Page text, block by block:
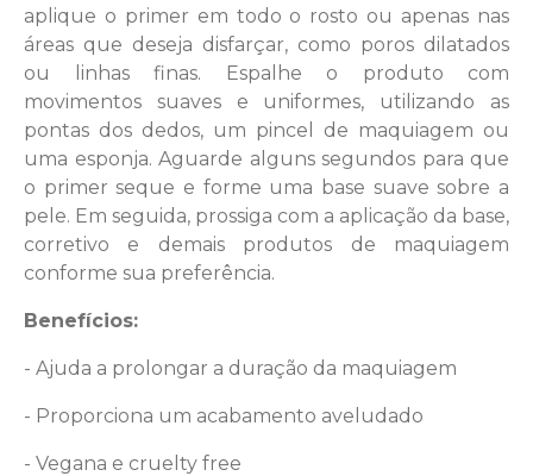
aplique o primer em todo o rosto ou apenas nas
áreas que deseja disfarçar, como poros dilatados
ou linhas finas. Espalhe o produto com
movimentos suaves e uniformes, utilizando as
pontas dos dedos, um pincel de maquiagem ou
uma esponja. Aguarde alguns segundos para que
o primer seque e forme uma base suave sobre a
pele. Em seguida, prossiga com a aplicação da base,
corretivo e demais produtos de maquiagem
conforme sua preferência.
Benefícios:
- Ajuda a prolongar a duração da maquiagem
- Proporciona um acabamento aveludado
- Vegana e cruelty free